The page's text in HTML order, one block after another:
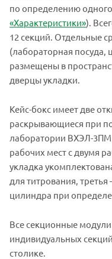
по определению
«Характеристики»).
12 секций. Отдельные
(лабораторная посуда,
размещены в
дверцы укладки.
Кейс-бокс имеет две
раскрывающиеся при
лаборатории ВХЭЛ-3ПМ
рабочих мест с двумя
укладка
для титрования,
цилиндра при
Все секционные
индивидуальных
столике.